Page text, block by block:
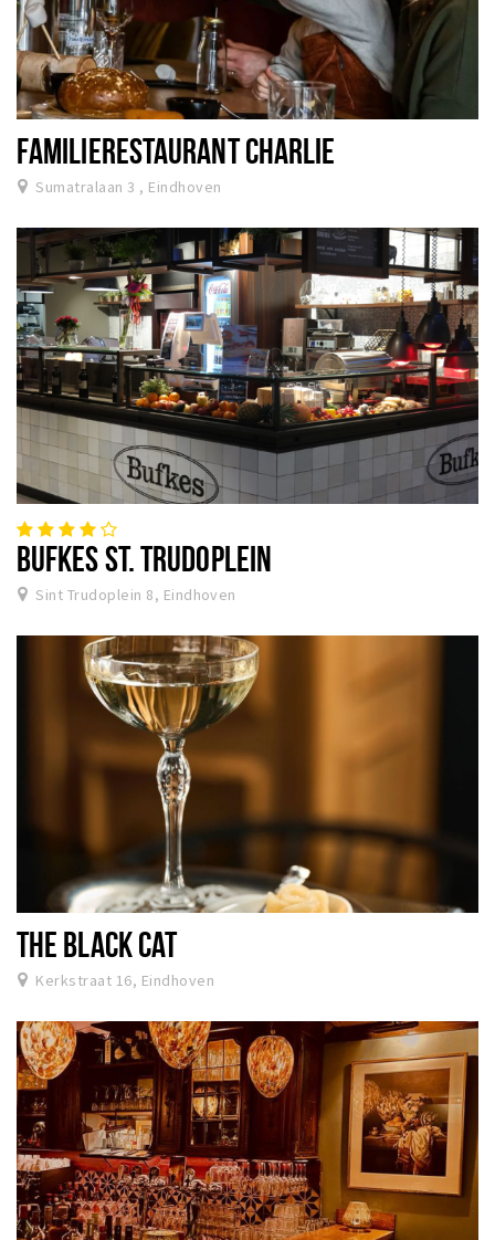
FAMILIERESTAURANT CHARLIE
Sumatralaan 3 , Eindhoven
BUFKES ST. TRUDOPLEIN
Sint Trudoplein 8, Eindhoven
THE BLACK CAT
Kerkstraat 16, Eindhoven